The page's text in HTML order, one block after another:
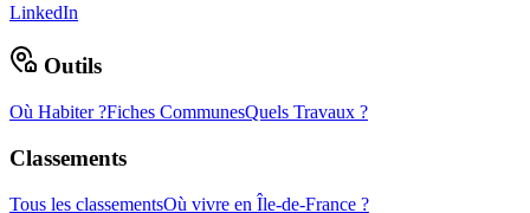
LinkedIn
Outils
Où Habiter ?Fiches CommunesQuels Travaux ?
Classements
Tous les classementsOù vivre en Île-de-France ?